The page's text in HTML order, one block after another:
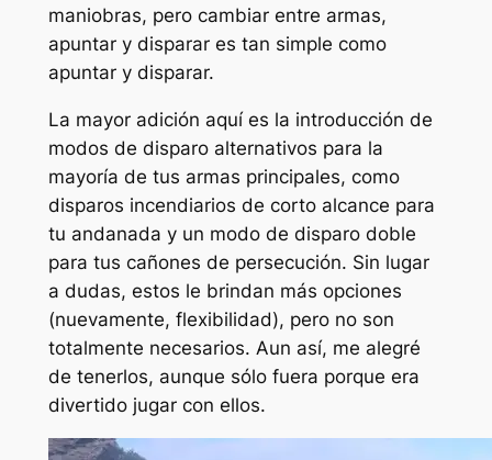
maniobras, pero cambiar entre armas,
apuntar y disparar es tan simple como
apuntar y disparar.
La mayor adición aquí es la introducción de
modos de disparo alternativos para la
mayoría de tus armas principales, como
disparos incendiarios de corto alcance para
tu andanada y un modo de disparo doble
para tus cañones de persecución. Sin lugar
a dudas, estos le brindan más opciones
(nuevamente, flexibilidad), pero no son
totalmente necesarios. Aun así, me alegré
de tenerlos, aunque sólo fuera porque era
divertido jugar con ellos.